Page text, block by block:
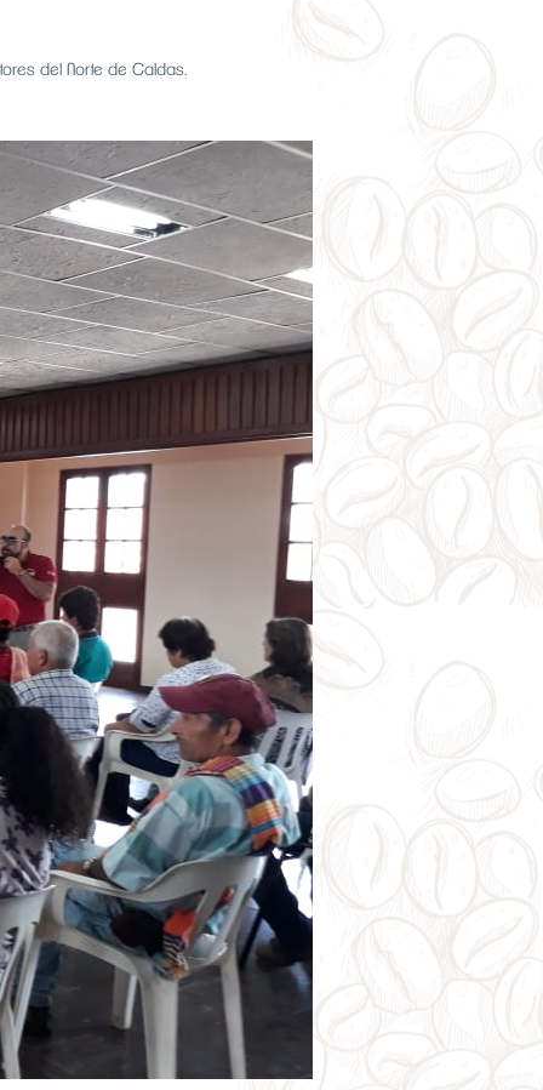
del Norte de Caldas.